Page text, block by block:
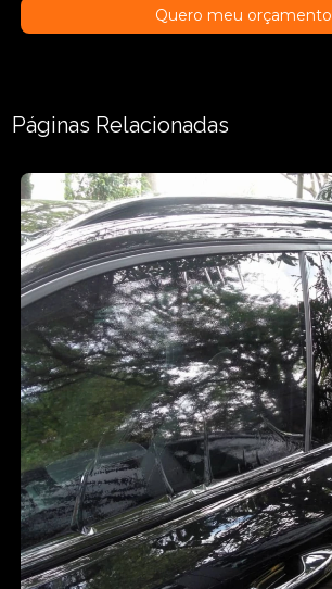
Quero meu orçamento
Páginas Relacionadas